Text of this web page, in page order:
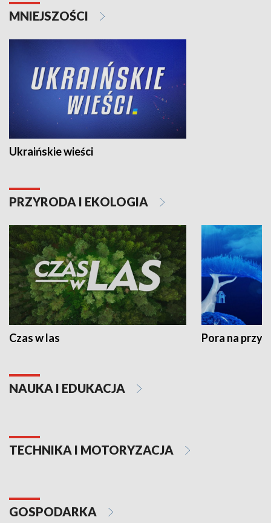
MNIEJSZOŚCI
Ukraińskie wieści
PRZYRODA I EKOLOGIA
Czas w las Pora na
NAUKA I EDUKACJA
TECHNIKA I MOTORYZACJA
GOSPODARKA